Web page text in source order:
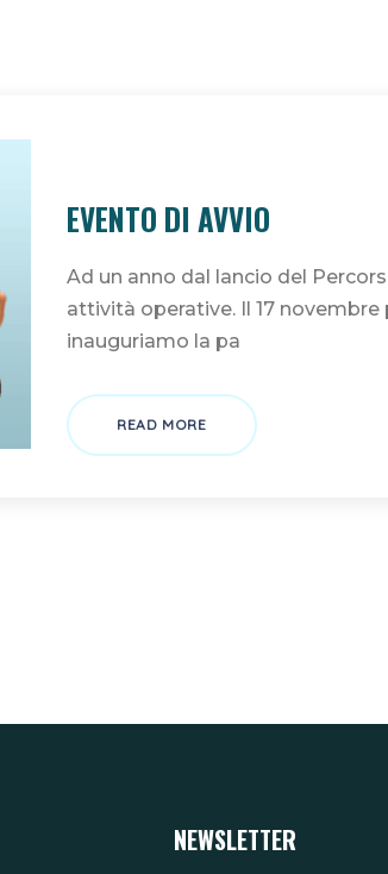
EVENTO DI AVVIO
Ad un anno dal lancio del
attività operative. Il 17
inauguriamo la pa
READ MORE
NEWSLETTER